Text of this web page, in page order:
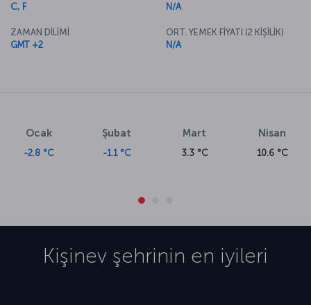
C, F
ZAMAN DİLİMİ
GMT +2
N/A
ORT. YEMEK FİYATI (2 KİŞİLİK)
N/A
Ocak
-2.8 °C
Şubat
-1.1 °C
Mart
3.3 °C
Nisan
10.6 °C
Kişinev şehrinin en iyileri